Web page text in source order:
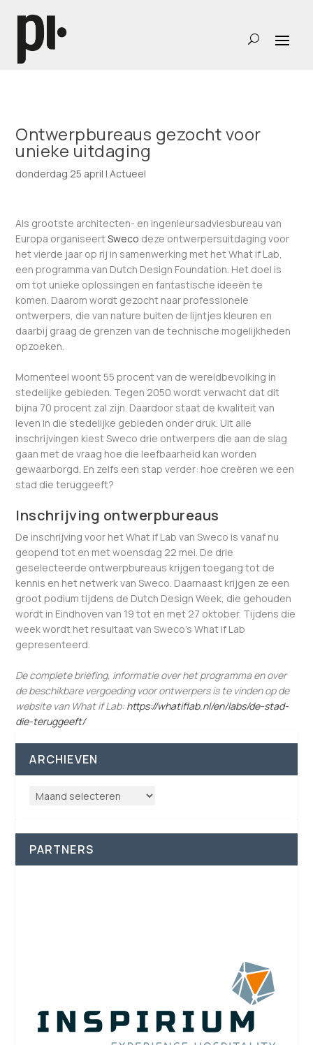
Ontwerpbureaus gezocht voor
unieke uitdaging
donderdag 25 april |Actueel
Als grootste architecten- en ingenieursadviesbureau van
Europa organiseertSweco deze ontwerpersuitdaging voor
het vierde jaar op rij in samenwerking met het What if Lab,
een programma van Dutch Design Foundation. Het doel is
om tot unieke oplossingen en fantastische ideeën te
komen. Daarom wordt gezocht naar professionele
ontwerpers, die van nature buiten de lijntjes kleuren en
daarbij graag de grenzen van de technische mogelijkheden
opzoeken.
Momenteel woont 55 procent van de wereldbevolking in
stedelijke gebieden. Tegen 2050 wordt verwacht dat dit
bijna 70 procent zal zijn. Daardoor staat de kwaliteit van
leven in die stedelijke gebieden onder druk. Uit alle
inschrijvingen kiest Sweco drie ontwerpers die aan de slag
gaan met de vraag hoe die leefbaarheid kan worden
gewaarborgd. En zelfs een stap verder: hoe creëren we een
stad die teruggeeft?
Inschrijving ontwerpbureaus
De inschrijving voor het What if Lab van Sweco is vanaf nu
geopend tot en met woensdag 22 mei. De drie
geselecteerde ontwerpbureaus krijgen toegang tot de
kennis en het netwerk van Sweco. Daarnaast krijgen ze een
groot podium tijdens de Dutch Design Week, die gehouden
wordt in Eindhoven van 19 tot en met 27 oktober. Tijdens die
week wordt het resultaat van Sweco’s What if Lab
gepresenteerd.
De complete briefing, informatie over het programma en over
de beschikbare vergoeding voor ontwerpers is te vinden op de
website van What if Lab: https://whatiflab.nl/en/labs/de-stad-
die-teruggeeft/
ARCHIEVEN
PARTNERS